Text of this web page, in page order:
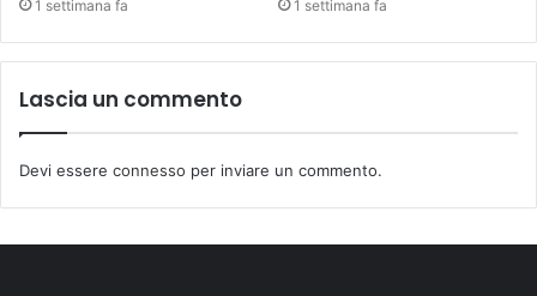
1 settimana fa 1 settimana fa
Lascia un commento
Devi essere connesso per inviare un commento.